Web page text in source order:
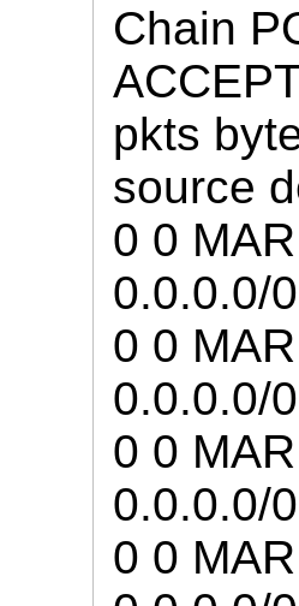
Chain
pkts
source
0 0
0.0.0.0/
0 0
0.0.0.0/
0 0
0.0.0.0/
0 0